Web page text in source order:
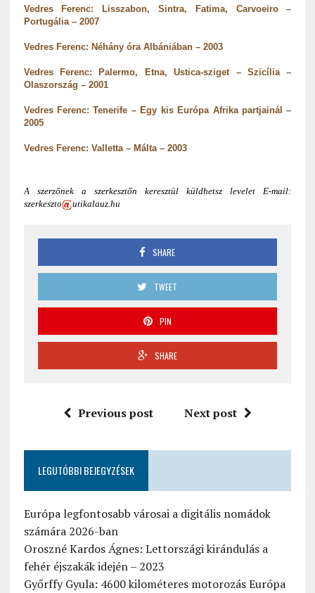
Vedres Ferenc: Lisszabon, Sintra, Fatima, Carvoeiro –
Portugália – 2007
Vedres Ferenc: Néhány óra Albániában – 2003
Vedres Ferenc: Palermo, Etna, Ustica-sziget – Szicília –
Olaszország – 2001
Vedres Ferenc: Tenerife – Egy kis Európa Afrika partjainál –
2005
Vedres Ferenc: Valletta – Málta – 2003
A szerzőnek a szerkesztőn keresztül küldhetsz levelet E-mail:
szerkeszto
utikalauz.hu
SHARE
TWEET
PIN
SHARE
Previous post Next post
LEGUTÓBBI BEJEGYZÉSEK
Európa legfontosabb városai a digitális nomádok
számára 2026-ban
Oroszné Kardos Ágnes: Lettországi kirándulás a
fehér éjszakák idején – 2023
Győrffy Gyula: 4600 kilométeres motorozás Európa